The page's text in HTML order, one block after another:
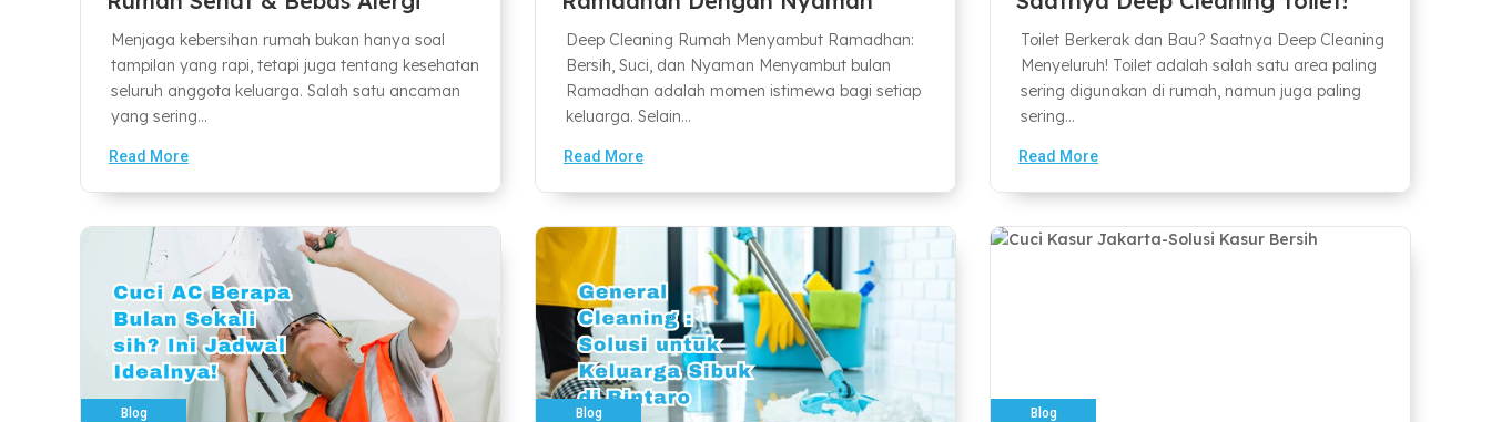
Menjaga kebersihan rumah bukan hanya soal
tampilan yang rapi, tetapi juga tentang kesehatan
seluruh anggota keluarga. Salah satu ancaman
yang sering...
Read More
Deep Cleaning Rumah Menyambut Ramadhan:
Bersih, Suci, dan Nyaman Menyambut bulan
Ramadhan adalah momen istimewa bagi setiap
keluarga. Selain...
Read More
Toilet Berkerak dan Bau? Saatnya Deep Cleaning
Menyeluruh! Toilet adalah salah satu area paling
sering digunakan di rumah, namun juga paling
sering...
Read More
Blog Blog Blog